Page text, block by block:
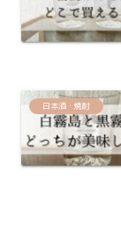
日本酒・焼酎